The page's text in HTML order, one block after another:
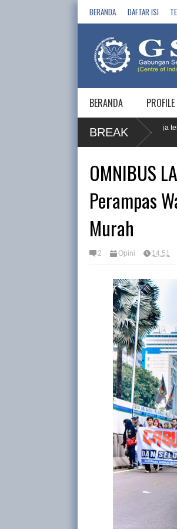
BERANDA DAFTAR ISI
BERANDA PROFILE
BREAK
Dorong Pemahaman dan Akses Pekerja terhadap
OMNIBUS
Perampas
Murah
2 Opini 14.51